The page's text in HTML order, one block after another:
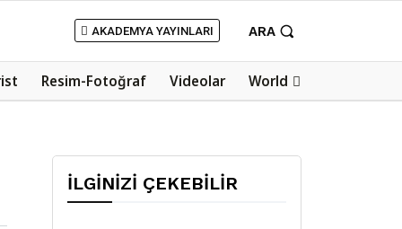
AKADEMYA YAYINLARI ARA
Resim-Fotoğraf Videolar World
İLGİNİZİ ÇEKEBİLİR